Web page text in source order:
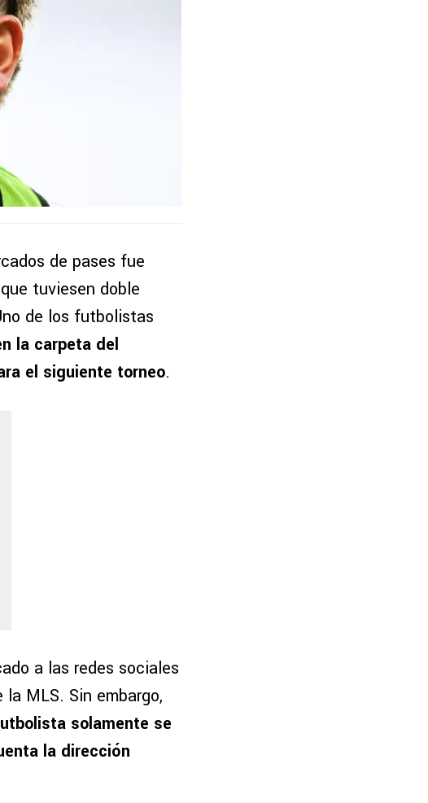
de pases fue
tuviesen doble
de los futbolistas
la carpeta del
el siguiente torneo.
a las redes sociales
MLS. Sin embargo,
solamente se
la dirección